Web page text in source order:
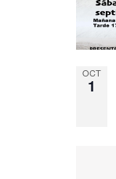
OCT
1